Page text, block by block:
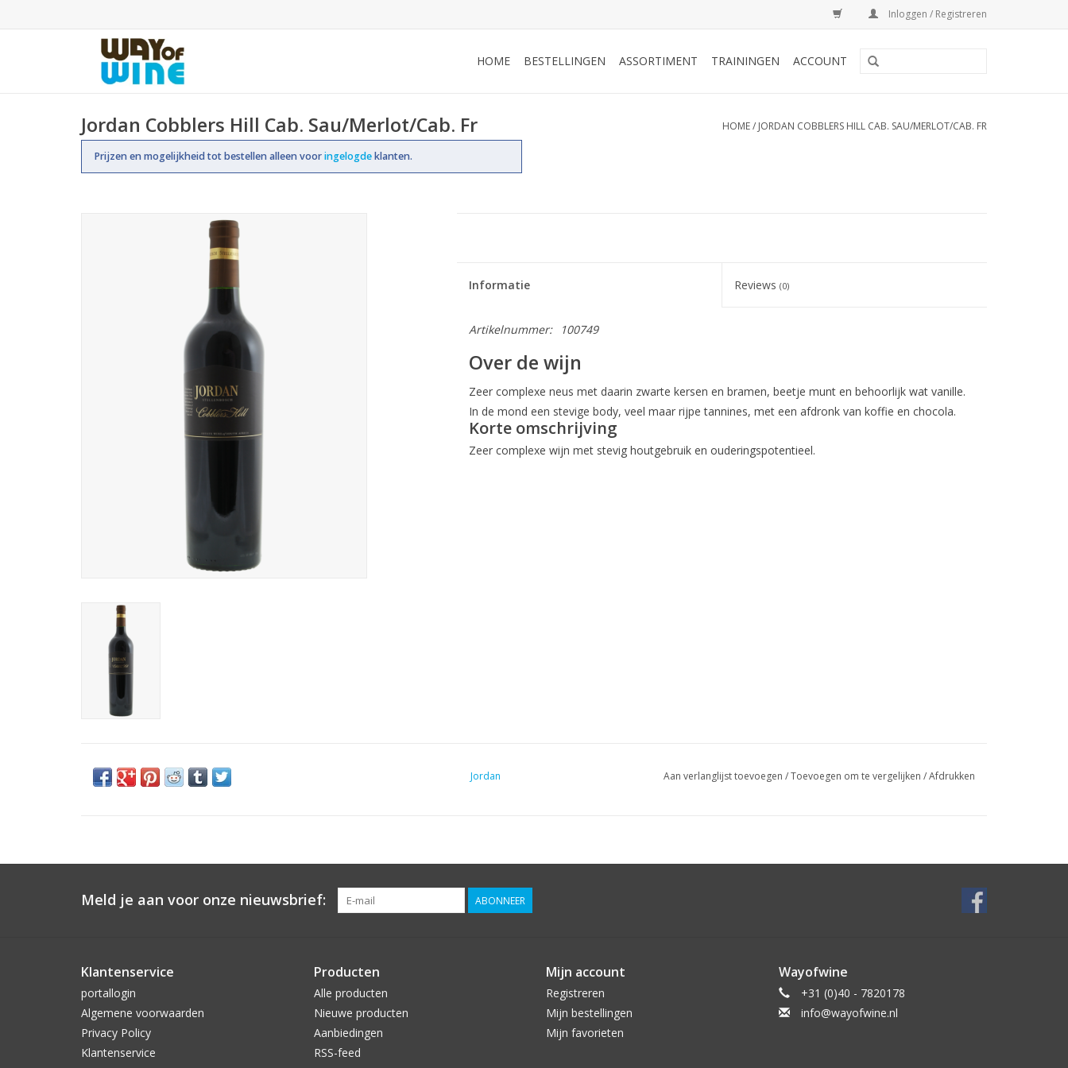
Inloggen / Registreren
HOME BESTELLINGEN ASSORTIMENT TRAININGEN ACCOUNT
Jordan Cobblers Hill Cab. Sau/Merlot/Cab. Fr
Prijzen en mogelijkheid tot bestellen alleen vooringelogdeklanten.
HOME/ JORDAN COBBLERS HILL CAB. SAU/MERLOT/CAB. FR
Informatie Reviews(0)
Artikelnummer: 100749
Over de wijn
Zeer complexe neus met daarin zwarte kersen en bramen, beetje munt en behoorlijk wat vanille.
In de mond een stevige body, veel maar rijpe tannines, met een afdronk van koffie en chocola.
Korte omschrijving
Zeer complexe wijn met stevig houtgebruik en ouderingspotentieel.
Jordan Aan verlanglijst toevoegen /Toevoegen om te vergelijken /Afdrukken
Meld je aan voor onze nieuwsbrief: ABONNEER
Klantenservice
portallogin
Algemene voorwaarden
Privacy Policy
Klantenservice
Producten
Alle producten
Nieuwe producten
Aanbiedingen
RSS-feed
Mijn account
Registreren
Mijn bestellingen
Mijn favorieten
Wayofwine
+31 (0)40 - 7820178
info@wayofwine.nl